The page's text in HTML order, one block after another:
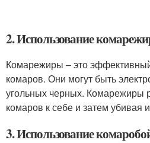
2. Использование
Комарежиры – это
комаров. Они могут быть
угольных черных. Комарежиры
комаров к себе и затем убивая
3. Использование